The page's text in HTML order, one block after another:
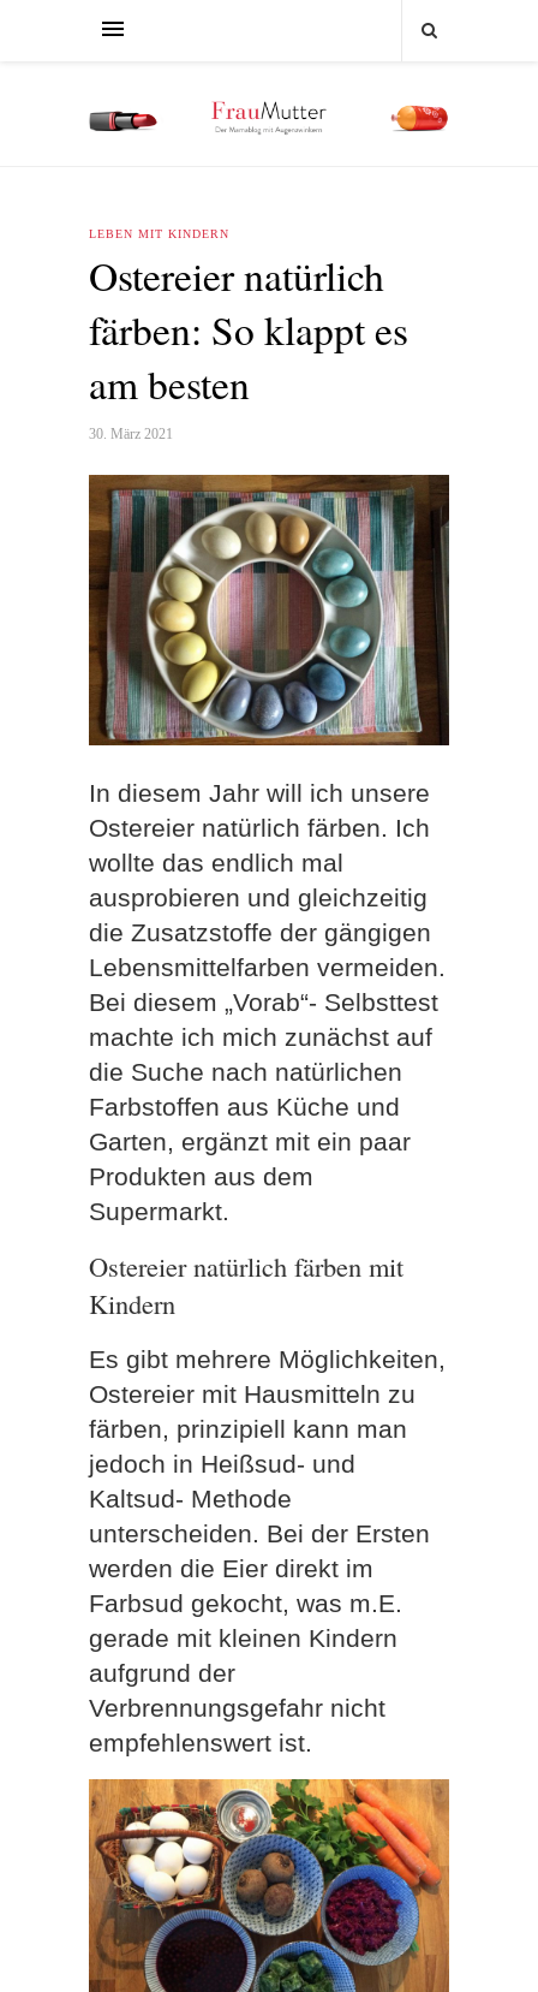
LEBEN MIT KINDERN
Ostereier natürlich
färben: So klappt es
am besten
30. März 2021
In diesem Jahr will ich unsere
Ostereier natürlich färben. Ich
wollte das endlich mal
ausprobieren und gleichzeitig
die Zusatzstoffe der gängigen
Lebensmittelfarben vermeiden.
Bei diesem „Vorab“- Selbsttest
machte ich mich zunächst auf
die Suche nach natürlichen
Farbstoffen aus Küche und
Garten, ergänzt mit ein paar
Produkten aus dem
Supermarkt.
Ostereier natürlich färben mit
Kindern
Es gibt mehrere Möglichkeiten,
Ostereier mit Hausmitteln zu
färben, prinzipiell kann man
jedoch in Heißsud- und
Kaltsud- Methode
unterscheiden. Bei der Ersten
werden die Eier direkt im
Farbsud gekocht, was m.E.
gerade mit kleinen Kindern
aufgrund der
Verbrennungsgefahr nicht
empfehlenswert ist.